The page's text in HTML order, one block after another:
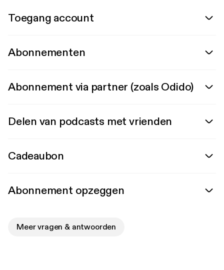
Toegang account
Abonnementen
Abonnement via partner (zoals Odido)
Delen van podcasts met vrienden
Cadeaubon
Abonnement opzeggen
Meer vragen & antwoorden